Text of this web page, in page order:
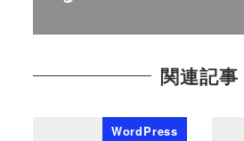
関連記事
WordPress